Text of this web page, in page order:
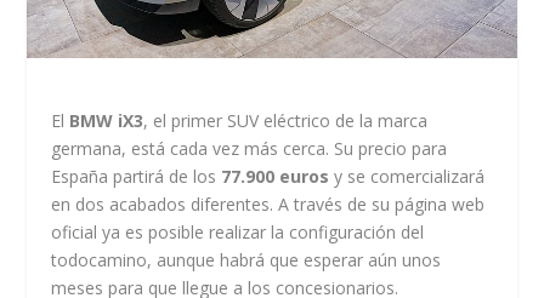
El BMW iX3, el primer SUV eléctrico de la marca
germana, está cada vez más cerca. Su precio para
España partirá de los 77.900 euros y se comercializará
en dos acabados diferentes. A través de su página web
oficial ya es posible realizar la configuración del
todocamino, aunque habrá que esperar aún unos
meses para que llegue a los concesionarios.